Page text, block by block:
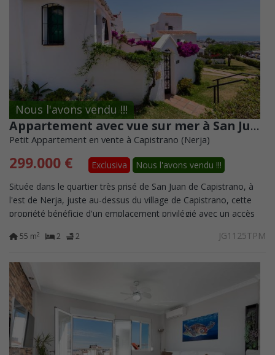
Nous l'avons vendu !!!
Appartement avec vue sur mer à San Juan de Capistrano, terrasses ensoleillées et excellent potentiel locatif.
Petit Appartement en vente à Capistrano (Nerja)
299.000 € Exclusiva
Nous l'avons vendu !!!
Située dans le quartier très prisé de San Juan de Capistrano, à
l'est de Nerja, juste au-dessus du village de Capistrano, cette
propriété bénéficie d'un emplacement privilégié avec un accès
55 m2 2 2 JG1125TPM